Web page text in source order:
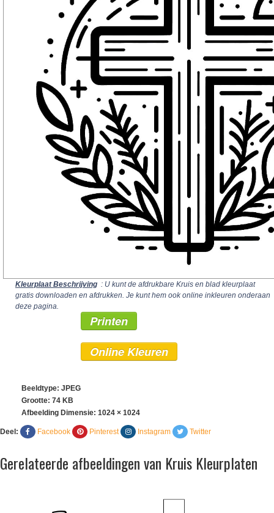
Kleurplaat Beschrijving : U kunt de afdrukbare Kruis en blad kleurplaat
gratis downloaden en afdrukken. Je kunt hem ook online inkleuren onderaan
deze pagina.
Printen
Online Kleuren
Beeldtype: JPEG
Grootte: 74 KB
Afbeelding Dimensie: 1024 × 1024
Deel: Facebook Pinterest Instagram Twitter
Gerelateerde afbeeldingen van Kruis Kleurplaten